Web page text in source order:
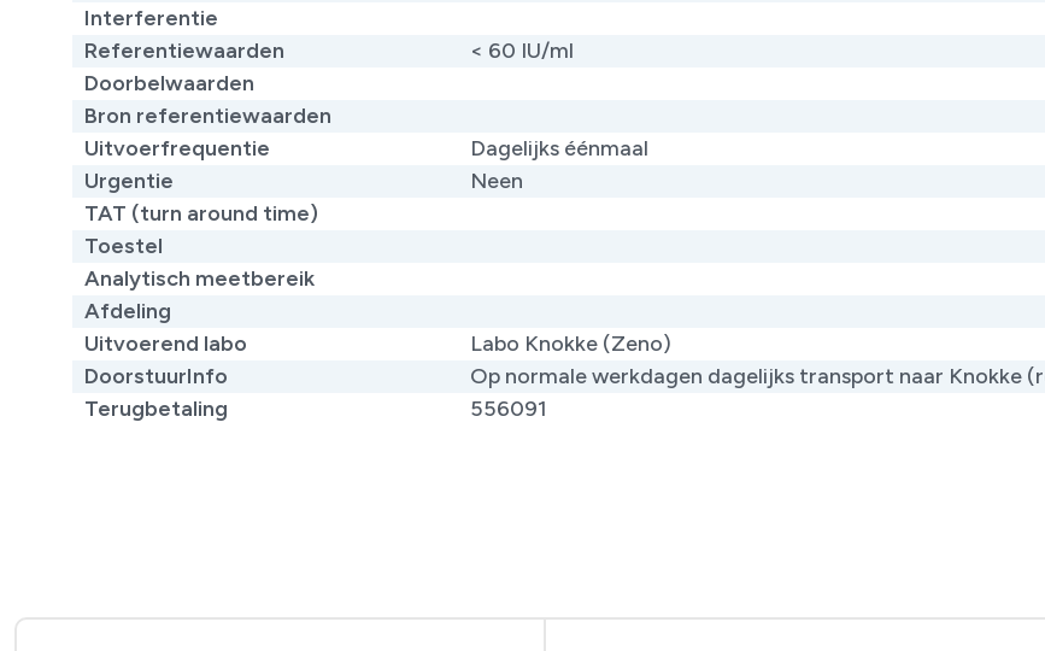
Interferentie
Referentiewaarden
< 60 IU/ml
Doorbelwaarden
Bron referentiewaarden
Uitvoerfrequentie
Dagelijks éénmaal
Urgentie
Neen
TAT (turn around time)
Toestel
Analytisch meetbereik
Afdeling
Uitvoerend labo
Labo Knokke (Zeno)
DoorstuurInfo
Op normale werkdagen dagelijks transport naar Knokke
Terugbetaling
556091